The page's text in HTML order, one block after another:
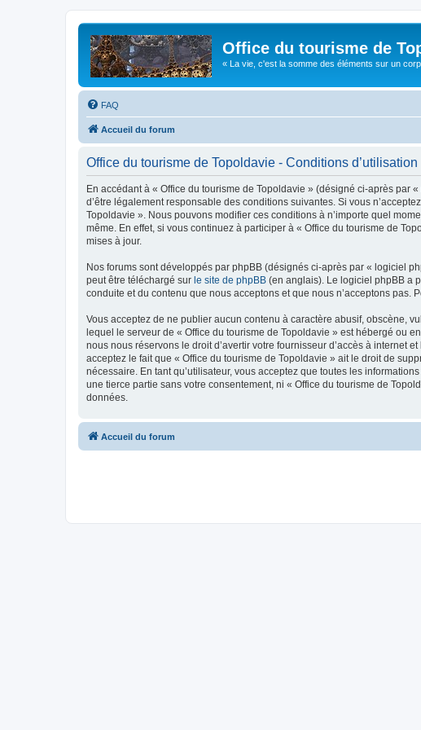
Office du tourisme de
« La vie, c'est la somme des éléments sur un
FAQ
Accueil du forum
Office du tourisme de Topoldavie - Conditions d’utilisation
En accédant à « Office du tourisme de Topoldavie » (désigné ci-après par
d’être légalement responsable des conditions suivantes. Si vous
Topoldavie ». Nous pouvons modifier ces conditions à n’importe quel
même. En effet, si vous continuez à participer à « Office du tourisme de
mises à jour.
Nos forums sont développés par phpBB (désignés ci-après par « logiciel
peut être téléchargé sur le site de phpBB (en anglais). Le logiciel phpBB a
conduite et du contenu que nous acceptons et que nous n’acceptons pas.
Vous acceptez de ne publier aucun contenu à caractère abusif, obscène,
lequel le serveur de « Office du tourisme de Topoldavie » est hébergé ou
nous nous réservons le droit d’avertir votre fournisseur d’accès à internet
acceptez le fait que « Office du tourisme de Topoldavie » ait le droit de
nécessaire. En tant qu’utilisateur, vous acceptez que toutes les
une tierce partie sans votre consentement, ni « Office du tourisme de
données.
Accueil du forum